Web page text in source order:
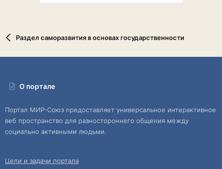
Раздел саморазвития в основах государственности
О портале
Портал МИР-Союз предоставляет универсальное интерактивное
веб пространство для разностороннего общения между
социально активными людьми.
Цели и задачи портала